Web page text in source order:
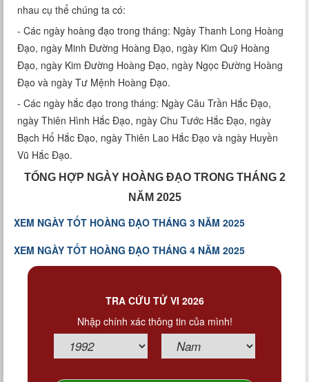
nhau cụ thể chúng ta có:
- Các ngày hoàng đạo trong tháng: Ngày Thanh Long Hoàng
Đạo, ngày Minh Đường Hoàng Đạo, ngày Kim Quỹ Hoàng
Đạo, ngày Kim Đường Hoàng Đạo, ngày Ngọc Đường Hoàng
Đạo và ngày Tư Mệnh Hoàng Đạo.
- Các ngày hắc đạo trong tháng: Ngày Câu Trần Hắc Đạo,
ngày Thiên Hình Hắc Đạo, ngày Chu Tước Hắc Đạo, ngày
Bạch Hổ Hắc Đạo, ngày Thiên Lao Hắc Đạo và ngày Huyền
Vũ Hắc Đạo.
TỔNG HỢP NGÀY HOÀNG ĐẠO TRONG THÁNG 2
NĂM 2025
XEM NGÀY TỐT HOÀNG ĐẠO THÁNG 3 NĂM 2025
XEM NGÀY TỐT HOÀNG ĐẠO THÁNG 4 NĂM 2025
TRA CỨU TỬ VI 2026
Nhập chính xác thông tin của mình!